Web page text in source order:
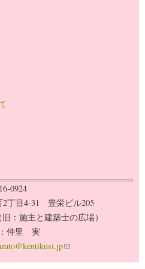
0924
2丁目4-31 豊栄ビル205
：施主と建築士の広場）
仲里 実
(link sends e-mail)